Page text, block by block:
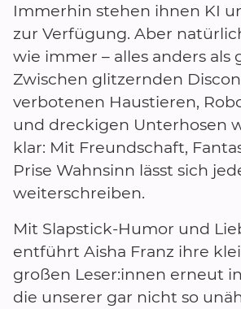
Immerhin stehen ihnen KI
zur Verfügung. Aber
wie immer – alles anders als
Zwischen glitzernden
verbotenen Haustieren,
und dreckigen Unterhosen
klar: Mit Freundschaft,
Prise Wahnsinn lässt sich
weiterschreiben.
Mit Slapstick-Humor und
entführt Aisha Franz ihre
großen Leser:innen erneut
die unserer gar nicht so